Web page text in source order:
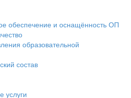
обеспечение и оснащённость ОП
образовательной
состав
услуги